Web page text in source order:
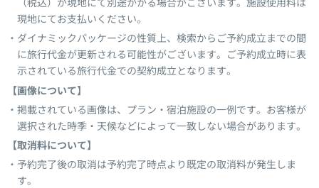
（税込）が現地にて別途かかる場合がございます。施設使用料は
現地にてお支払いください。
ダイナミックパッケージの性質上、検索からご予約成立までの間
に旅行代金が更新される可能性がございます。ご予約成立時に表
示されている旅行代金での契約成立となります。
【画像について】
掲載されている画像は、プラン・宿泊施設の一例です。お客様が
選択された時季・天候などによって一致しない場合があります。
【取消料について】
予約完了後の取消は予約完了時点より既定の取消料が発生しま
す。